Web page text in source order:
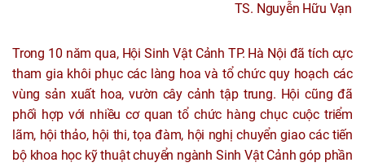
TS. Nguyễn Hữu Vạn
Trong 10 năm qua, Hội Sinh Vật Cảnh TP. Hà Nội đã tích cực
tham gia khôi phục các làng hoa và tổ chức quy hoạch các
vùng sản xuất hoa, vườn cây cảnh tập trung. Hội cũng đã
phối hợp với nhiều cơ quan tổ chức hàng chục cuộc triểm
lãm, hội thảo, hội thi, tọa đàm, hội nghị chuyển giao các tiến
bộ khoa học kỹ thuật chuyển ngành Sinh Vật Cảnh góp phần